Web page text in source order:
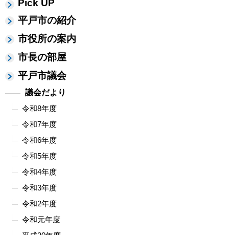
Pick UP
平戸市の紹介
市役所の案内
市長の部屋
平戸市議会
議会だより
令和8年度
令和7年度
令和6年度
令和5年度
令和4年度
令和3年度
令和2年度
令和元年度